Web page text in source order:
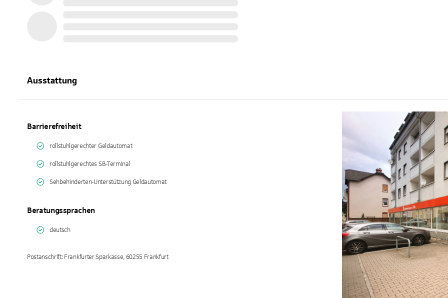
Ausstattung
Barrierefreiheit
rollstuhlgerechter Geldautomat
rollstuhlgerechtes SB-Terminal
Sehbehinderten-Unterstützung Geldautomat
Beratungssprachen
deutsch
Postanschrift: Frankfurter Sparkasse, 60255 Frankfurt